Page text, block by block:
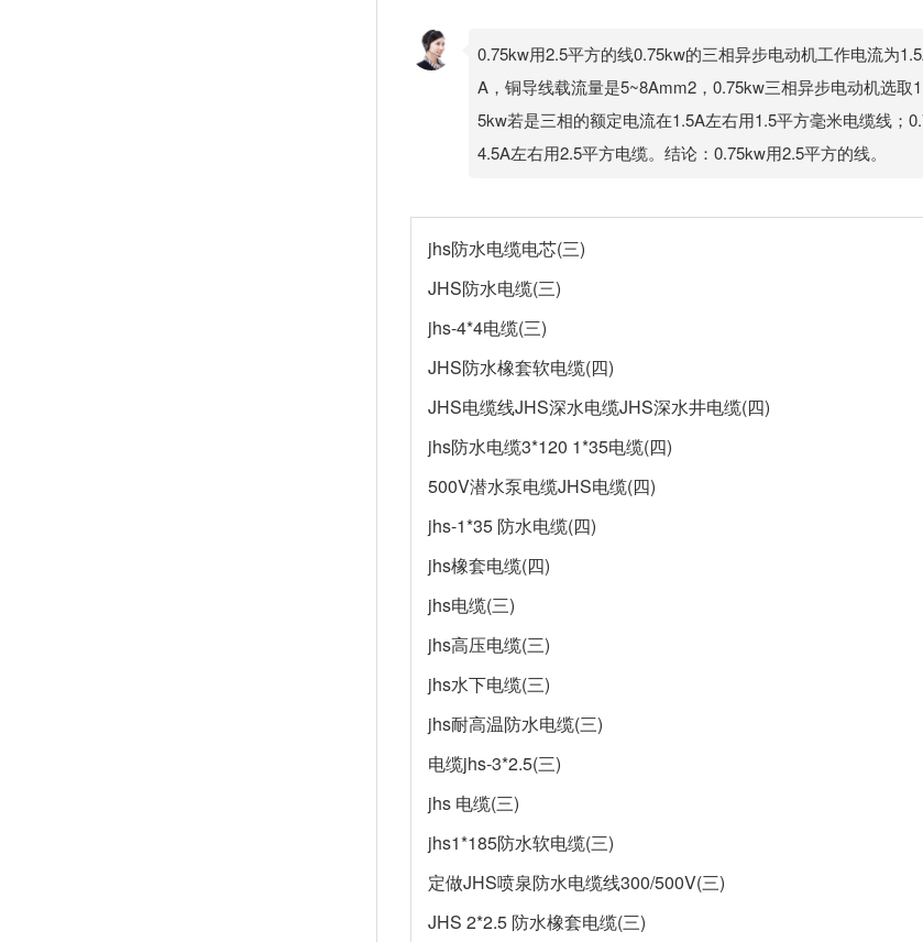
0.75kw用2.5平方的线0.75kw的三相异步电动机工作电流为
A，铜导线载流量是5~8Amm2，0.75kw三相异步电动机选取
5kw若是三相的额定电流在1.5A左右用1.5平方毫米电缆线；
4.5A左右用2.5平方电缆。结论：0.75kw用2.5平方的线。
jhs防水电缆电芯(三)
JHS防水电缆(三)
jhs-4*4电缆(三)
JHS防水橡套软电缆(四)
JHS电缆线JHS深水电缆JHS深水井电缆(四)
jhs防水电缆3*120 1*35电缆(四)
500V潜水泵电缆JHS电缆(四)
jhs-1*35 防水电缆(四)
jhs橡套电缆(四)
jhs电缆(三)
jhs高压电缆(三)
jhs水下电缆(三)
jhs耐高温防水电缆(三)
电缆jhs-3*2.5(三)
jhs 电缆(三)
jhs1*185防水软电缆(三)
定做JHS喷泉防水电缆线300/500V(三)
JHS 2*2.5 防水橡套电缆(三)